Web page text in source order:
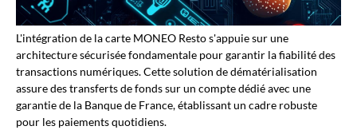
L'intégration de la carte MONEO Resto s'appuie sur une
architecture sécurisée fondamentale pour garantir la fiabilité des
transactions numériques. Cette solution de dématérialisation
assure des transferts de fonds sur un compte dédié avec une
garantie de la Banque de France, établissant un cadre robuste
pour les paiements quotidiens.